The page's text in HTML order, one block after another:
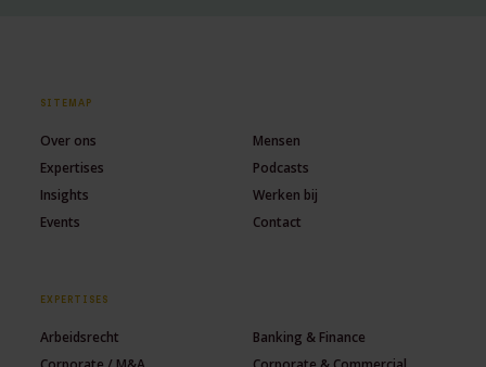
SITEMAP
Over ons
Mensen
Expertises
Podcasts
Insights
Werken bij
Events
Contact
EXPERTISES
Arbeidsrecht
Banking & Finance